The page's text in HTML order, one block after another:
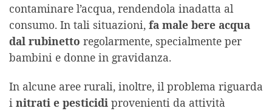
contaminare l’acqua, rendendola inadatta al
consumo. In tali situazioni, fa male bere acqua
dal rubinetto regolarmente, specialmente per
bambini e donne in gravidanza.
In alcune aree rurali, inoltre, il problema riguarda
i nitrati e pesticidi provenienti da attività